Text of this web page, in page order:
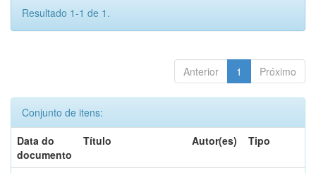
Resultado 1-1 de 1.
Anterior 1 Próximo
Conjunto de itens:
Data do
documento
Título Autor(es) Tipo